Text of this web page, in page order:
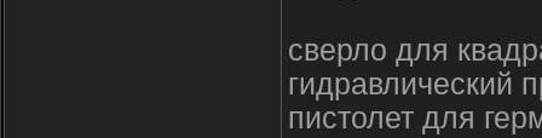
сверло для
гидравлический
пистолет для